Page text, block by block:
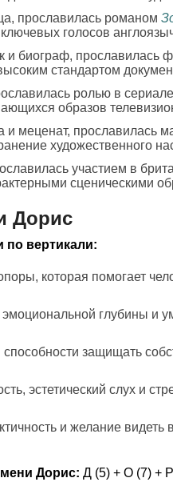
прославилась романом
голосов
и биограф, прославилась
стандартом
ролью в
образов
и меценат, прославилась
художественного
участием в
сценическими
Дорис
по вертикали:
которая помогает
глубины и
защищать
эстетический слух и
и желание видеть
Дорис: Д (5) + О (7) +